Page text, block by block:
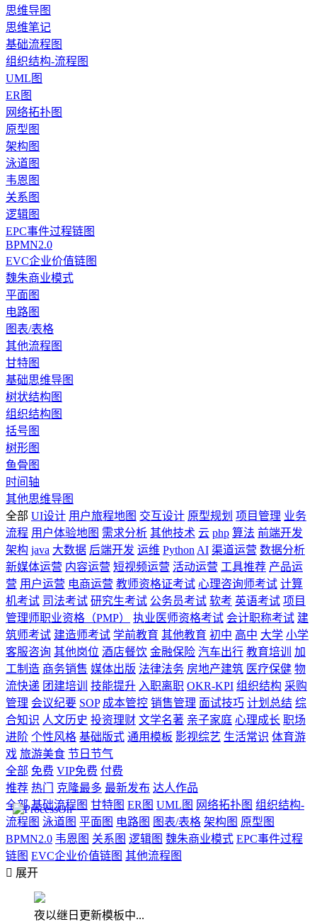
思维导图
思维笔记
基础流程图
组织结构-流程图
UML图
ER图
网络拓扑图
原型图
架构图
泳道图
韦恩图
关系图
逻辑图
EPC事件过程链图
BPMN2.0
EVC企业价值链图
魏朱商业模式
平面图
电路图
图表/表格
其他流程图
甘特图
基础思维导图
树状结构图
组织结构图
括号图
树形图
鱼骨图
时间轴
其他思维导图
全部 UI设计 用户旅程地图 交互设计 原型规划 项目管理 业务
流程 用户体验地图 需求分析 其他技术 云 php 算法 前端开发
架构 java 大数据 后端开发 运维 Python AI 渠道运营 数据分析
新媒体运营 内容运营 短视频运营 活动运营 工具推荐 产品运
营 用户运营 电商运营 教师资格证考试 心理咨询师考试 计算
机考试 司法考试 研究生考试 公务员考试 软考 英语考试 项目
管理师职业资格（PMP）
执业医师资格考试 会计职称考试 建
筑师考试 建造师考试 学前教育 其他教育 初中 高中 大学 小学
客服咨询 其他岗位 酒店餐饮 金融保险 汽车出行 教育培训
加
工制造 商务销售 媒体出版 法律法务 房地产建筑 医疗保健 物
流快递 团建培训 技能提升 入职离职 OKR-KPI 组织结构 采购
管理 会议纪要 SOP 成本管控 销售管理 面试技巧 计划总结 综
合知识 人文历史 投资理财 文学名著 亲子家庭 心理成长 职场
进阶 个性风格 基础版式 通用模板 影视综艺 生活常识 体育游
戏 旅游美食 节日节气
全部 免费 VIP免费 付费
推荐 热门 克隆最多 最新发布 达人作品
全部 基础流程图 甘特图 ER图 UML图 网络拓扑图 组织结构-
流程图 泳道图 平面图 电路图 图表/表格 架构图 原型图
BPMN2.0 韦恩图 关系图 逻辑图 魏朱商业模式 EPC事件过程
链图 EVC企业价值链图 其他流程图
 展开
夜以继日更新模板中...